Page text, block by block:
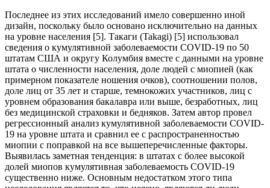
Последнее из этих исследований имело совершенно иной
дизайн, поскольку было основано исключительно на данных
на уровне населения [5]. Такаги (Takagi) [5] использовал
сведения о кумулятивной заболеваемости COVID-19 по 50
штатам США и округу Колумбия вместе с данными на уровне
штата о численности населения, доле людей с миопией (как
примерном показателе ношения очков), соотношении полов,
доле лиц от 35 лет и старше, темнокожих участников, лиц с
уровнем образования бакалавра или выше, безработных, лиц
без медицинской страховки и бедняков. Затем автор провел
регрессионный анализ кумулятивной заболеваемости COVID-
19 на уровне штата и сравнил ее с распространенностью
миопии с поправкой на все вышеперечисленные факторы.
Выявилась заметная тенденция: в штатах с более высокой
долей миопов кумулятивная заболеваемость COVID-19
существенно ниже. Основным недостатком этого типа